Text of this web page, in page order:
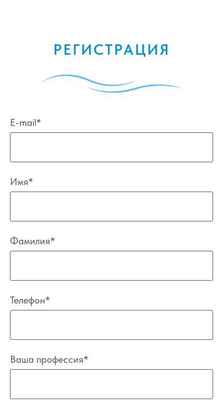
РЕГИСТРАЦИЯ
E-mail*
Имя*
Фамилия*
Телефон*
Ваша профессия*